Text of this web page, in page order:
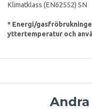
Klimatklass (EN62552) SN
* Energi/
yttertemperatur och